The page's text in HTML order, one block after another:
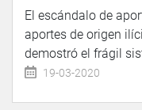
El escándalo de
aportes de origen
demostró el frágil
19-03-2020